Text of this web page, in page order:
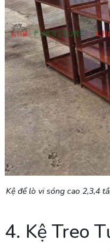
Kệ để lò vi sóng cao 2,3,4
4. Kệ Treo